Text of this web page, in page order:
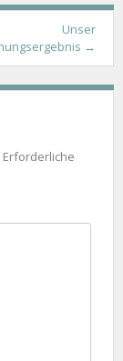
Unser
→
Erforderliche